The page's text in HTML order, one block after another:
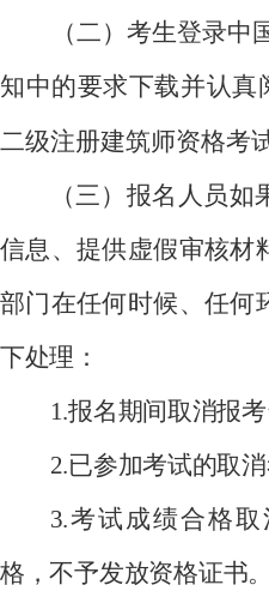
（二）考生登录
知中的要求下载并认真
二级注册建筑师资格考
（三）报名人员
信息、提供虚假审核材
部门在任何时候、任何
下处理：
1.报名期间取消报考
2.已参加考试的取消
3.考试成绩合格
格，不予发放资格证书。